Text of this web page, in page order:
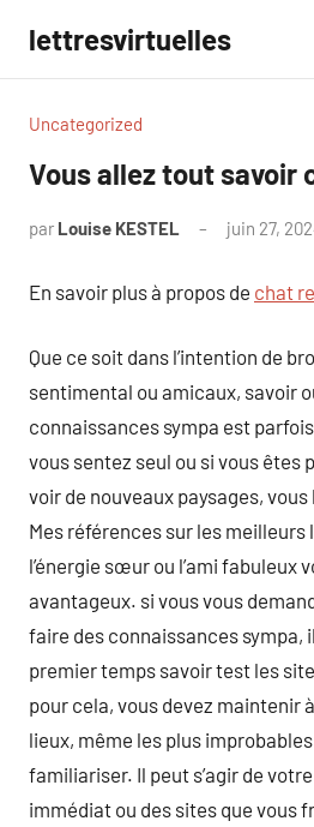
contenu
lettresvirtuelles
Uncategorized
Vous allez tout savoir
par Louise KESTEL juin 27,
En savoir plus à propos de chat
Que ce soit dans l’intention de
sentimental ou amicaux, savoir
connaissances sympa est
vous sentez seul ou si vous êtes
voir de nouveaux paysages,
Mes références sur les
l’énergie sœur ou l’ami fabuleux
avantageux. si vous vous
faire des connaissances sympa,
premier temps savoir test les
pour cela, vous devez maintenir
lieux, même les plus
familiariser. Il peut s’agir de
immédiat ou des sites que vous